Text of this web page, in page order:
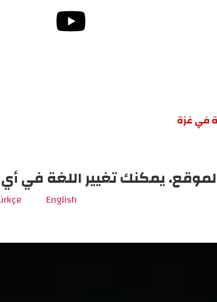
في غزة
يمكنك تغيير اللغة في
English